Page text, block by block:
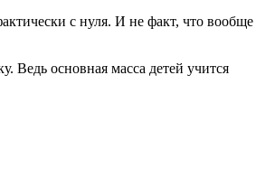
с нуля. И не факт, что вообще
основная масса детей учится